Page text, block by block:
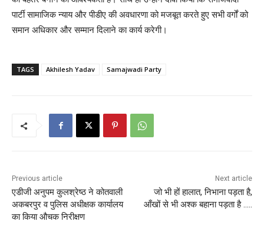
पार्टी सामाजिक न्याय और पीडीए की अवधारणा को मजबूत करते हुए सभी वर्गों को
समान अधिकार और सम्मान दिलाने का कार्य करेगी।
TAGS Akhilesh Yadav Samajwadi Party
Previous article
एडीजी अनुपम कुलश्रेष्ठ ने कोतवाली
अकबरपुर व पुलिस अधीक्षक कार्यालय
का किया औचक निरीक्षण
Next article
जो भी हों हालात, निभाना पड़ता है,
आँखों से भी अश्क बहाना पड़ता है …..